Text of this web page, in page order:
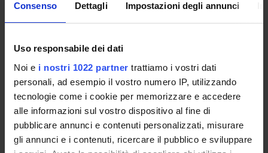
Consenso Dettagli Impostazioni degli annunci
Uso responsabile dei dati
Noi e i nostri 1022 partner trattiamo i vostri dati
personali, ad esempio il vostro numero IP, utilizzando
tecnologie come i cookie per memorizzare e accedere
alle informazioni sul vostro dispositivo al fine di
pubblicare annunci e contenuti personalizzati, misurare
gli annunci e i contenuti, ricercare il pubblico e sviluppare
GOVERNANCE
COMMISSIONI
UFFICI E STRUTTURE DI SERVIZIO
SERVIZI DI SEGRETERIA STUDENTI